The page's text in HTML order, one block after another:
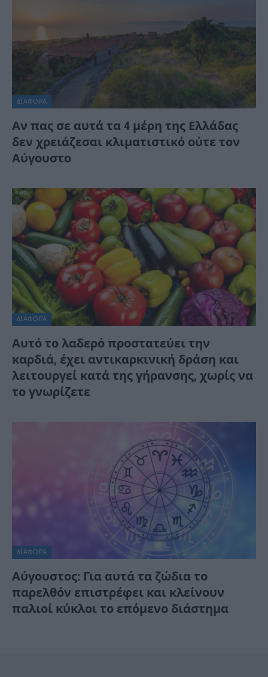
ΔΙΆΦΟΡΑ
Αν πας σε αυτά τα 4 μέρη της Ελλάδας
δεν χρειάζεσαι κλιματιστικό ούτε τον
Αύγουστο
ΔΙΆΦΟΡΑ
Αυτό το λαδερό προστατεύει την
καρδιά, έχει αντικαρκινική δράση και
λειτουργεί κατά της γήρανσης, χωρίς να
το γνωρίζετε
ΔΙΆΦΟΡΑ
Αύγουστος: Για αυτά τα ζώδια το
παρελθόν επιστρέφει και κλείνουν
παλιοί κύκλοι το επόμενο διάστημα